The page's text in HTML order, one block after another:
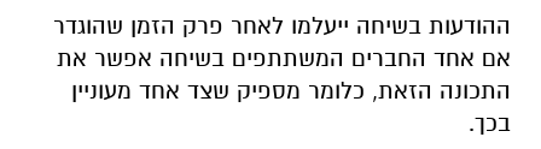
ההודעות בשיחה ייעלמו לאחר פרק הזמן שהוגדר
אם אחד החברים המשתתפים בשיחה אפשר את
התכונה הזאת, כלומר מספיק שצד אחד מעוניין
בכך.